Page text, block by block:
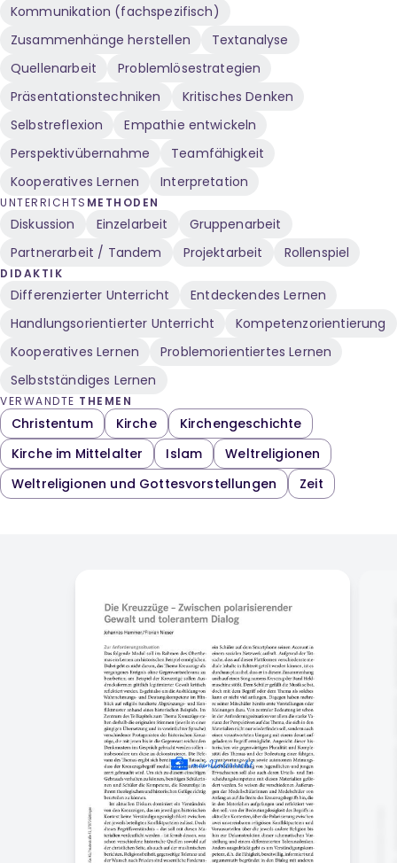
Kommunikation (fachspezifisch)
Zusammenhänge herstellen
Textanalyse
Quellenarbeit
Problemlösestrategien
Präsentationstechniken
Kritisches Denken
Selbstreflexion
Empathie entwickeln
Perspektivübernahme
Teamfähigkeit
Kooperatives Lernen
Interpretation
UNTERRICHTS METHODEN
Diskussion Einzelarbeit
Gruppenarbeit
Partnerarbeit / Tandem
Projektarbeit Rollenspiel
DIDAKTIK
Differenzierter Unterricht
Entdeckendes Lernen
Handlungsorientierter Unterricht
Kompetenzorientierung
Kooperatives Lernen
Problemorientiertes Lernen
Selbstständiges Lernen
VERWANDTE THEMEN
Christentum Kirche
Kirchengeschichte
Kirche im Mittelalter
Islam
Weltreligionen
Weltreligionen und Gottesvorstellungen
Zeit